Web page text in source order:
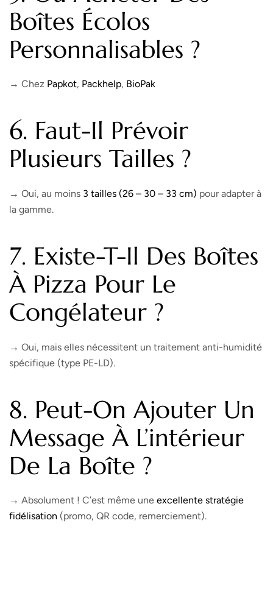
Boîtes Écolos
Personnalisables ?
→ Chez Papkot, Packhelp, BioPak
6. Faut-Il Prévoir
Plusieurs Tailles ?
→ Oui, au moins 3 tailles (26 – 30 – 33 cm) pour adapter à
la gamme.
7. Existe-T-Il Des Boîtes
À Pizza Pour Le
Congélateur ?
→ Oui, mais elles nécessitent un traitement anti-humidité
spécifique (type PE-LD).
8. Peut-On Ajouter Un
Message À L’intérieur
De La Boîte ?
→ Absolument ! C’est même une excellente stratégie
fidélisation (promo, QR code, remerciement).